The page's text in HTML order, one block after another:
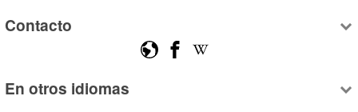
Contacto
En otros idiomas